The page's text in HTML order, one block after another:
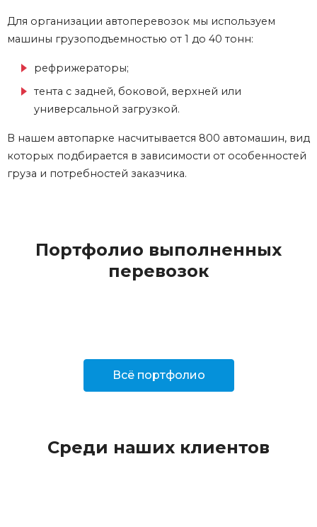
Для организации автоперевозок мы используем
машины грузоподъемностью от 1 до 40 тонн:
рефрижераторы;
тента с задней, боковой, верхней или
универсальной загрузкой.
В нашем автопарке насчитывается 800 автомашин, вид
которых подбирается в зависимости от особенностей
груза и потребностей заказчика.
Портфолио выполненных
перевозок
Всё портфолио
Среди наших клиентов